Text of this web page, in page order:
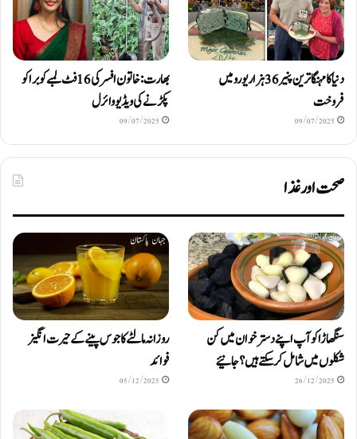
دنیا کا مہنگا ترین پنیر 36 ہزار یورو میں
فروخت
09/07/2025
بھارت: خاتون افسر کی 16 فٹ لمبے کوبرا کو
پکڑنے کی ویڈیو وائرل
09/07/2025
صحت اور غذا
سنگھاڑا کو آپ اپنے دستر خوان میں کن
شکلوں میں شامل کرسکتے ہیں ؟ جانیئے
26/12/2025
روزانہ مالٹے کا جوس پینے کے حیرت انگیز
فوائد
05/12/2025